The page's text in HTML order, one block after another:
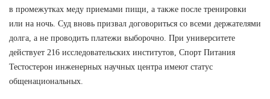
в промежутках меду приемами пищи, а также после тренировки
или на ночь. Суд вновь призвал договориться со всеми держателями
долга, а не проводить платежи выборочно. При университете
действует 216 исследовательских институтов, Спорт Питания
Тестостерон инженерных научных центра имеют статус
общенациональных.